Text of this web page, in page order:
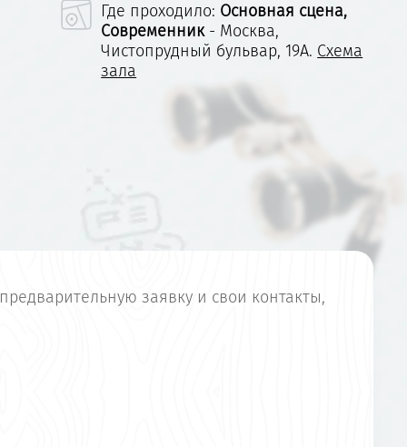
Где проходило: Основная сцена,
Современник - Москва,
Чистопрудный бульвар, 19А. Схема
зала
заявку и свои контакты,